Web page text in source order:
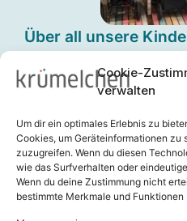
Cookie-
verwalten
Um dir ein optimales Erlebnis zu
Cookies, um Geräteinformationen zu
zuzugreifen. Wenn du diesen
wie das Surfverhalten oder
Wenn du deine Zustimmung nicht
bestimmte Merkmale und
Über all unsere
ausgiebig für euch
Kinderwagen.